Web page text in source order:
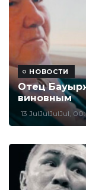
НОВОСТИ
Отец
виновным
13 JulJulJulJul,